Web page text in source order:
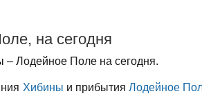
на сегодня
Лодейное Поле на сегодня.
Хибины и прибытияЛодейное